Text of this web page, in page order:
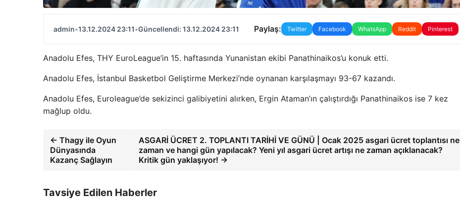
admin•13.12.2024 23:11•Güncellendi: 13.12.2024 23:11 Paylaş: Twitter Facebook WhatsApp Reddit Pinterest
Anadolu Efes, THY EuroLeague’in 15. haftasında Yunanistan ekibi Panathinaikos’u konuk etti.
Anadolu Efes, İstanbul Basketbol Geliştirme Merkezi’nde oynanan karşılaşmayı 93-67 kazandı.
Anadolu Efes, Euroleague’de sekizinci galibiyetini alırken, Ergin Ataman’ın çalıştırdığı Panathinaikos ise 7 kez
mağlup oldu.
← Thagy ile Oyun
Dünyasında
Kazanç Sağlayın
ASGARİ ÜCRET 2. TOPLANTI TARİHİ VE GÜNÜ | Ocak 2025 asgari ücret toplantısı ne
zaman ve hangi gün yapılacak? Yeni yıl asgari ücret artışı ne zaman açıklanacak?
Kritik gün yaklaşıyor! →
Tavsiye Edilen Haberler